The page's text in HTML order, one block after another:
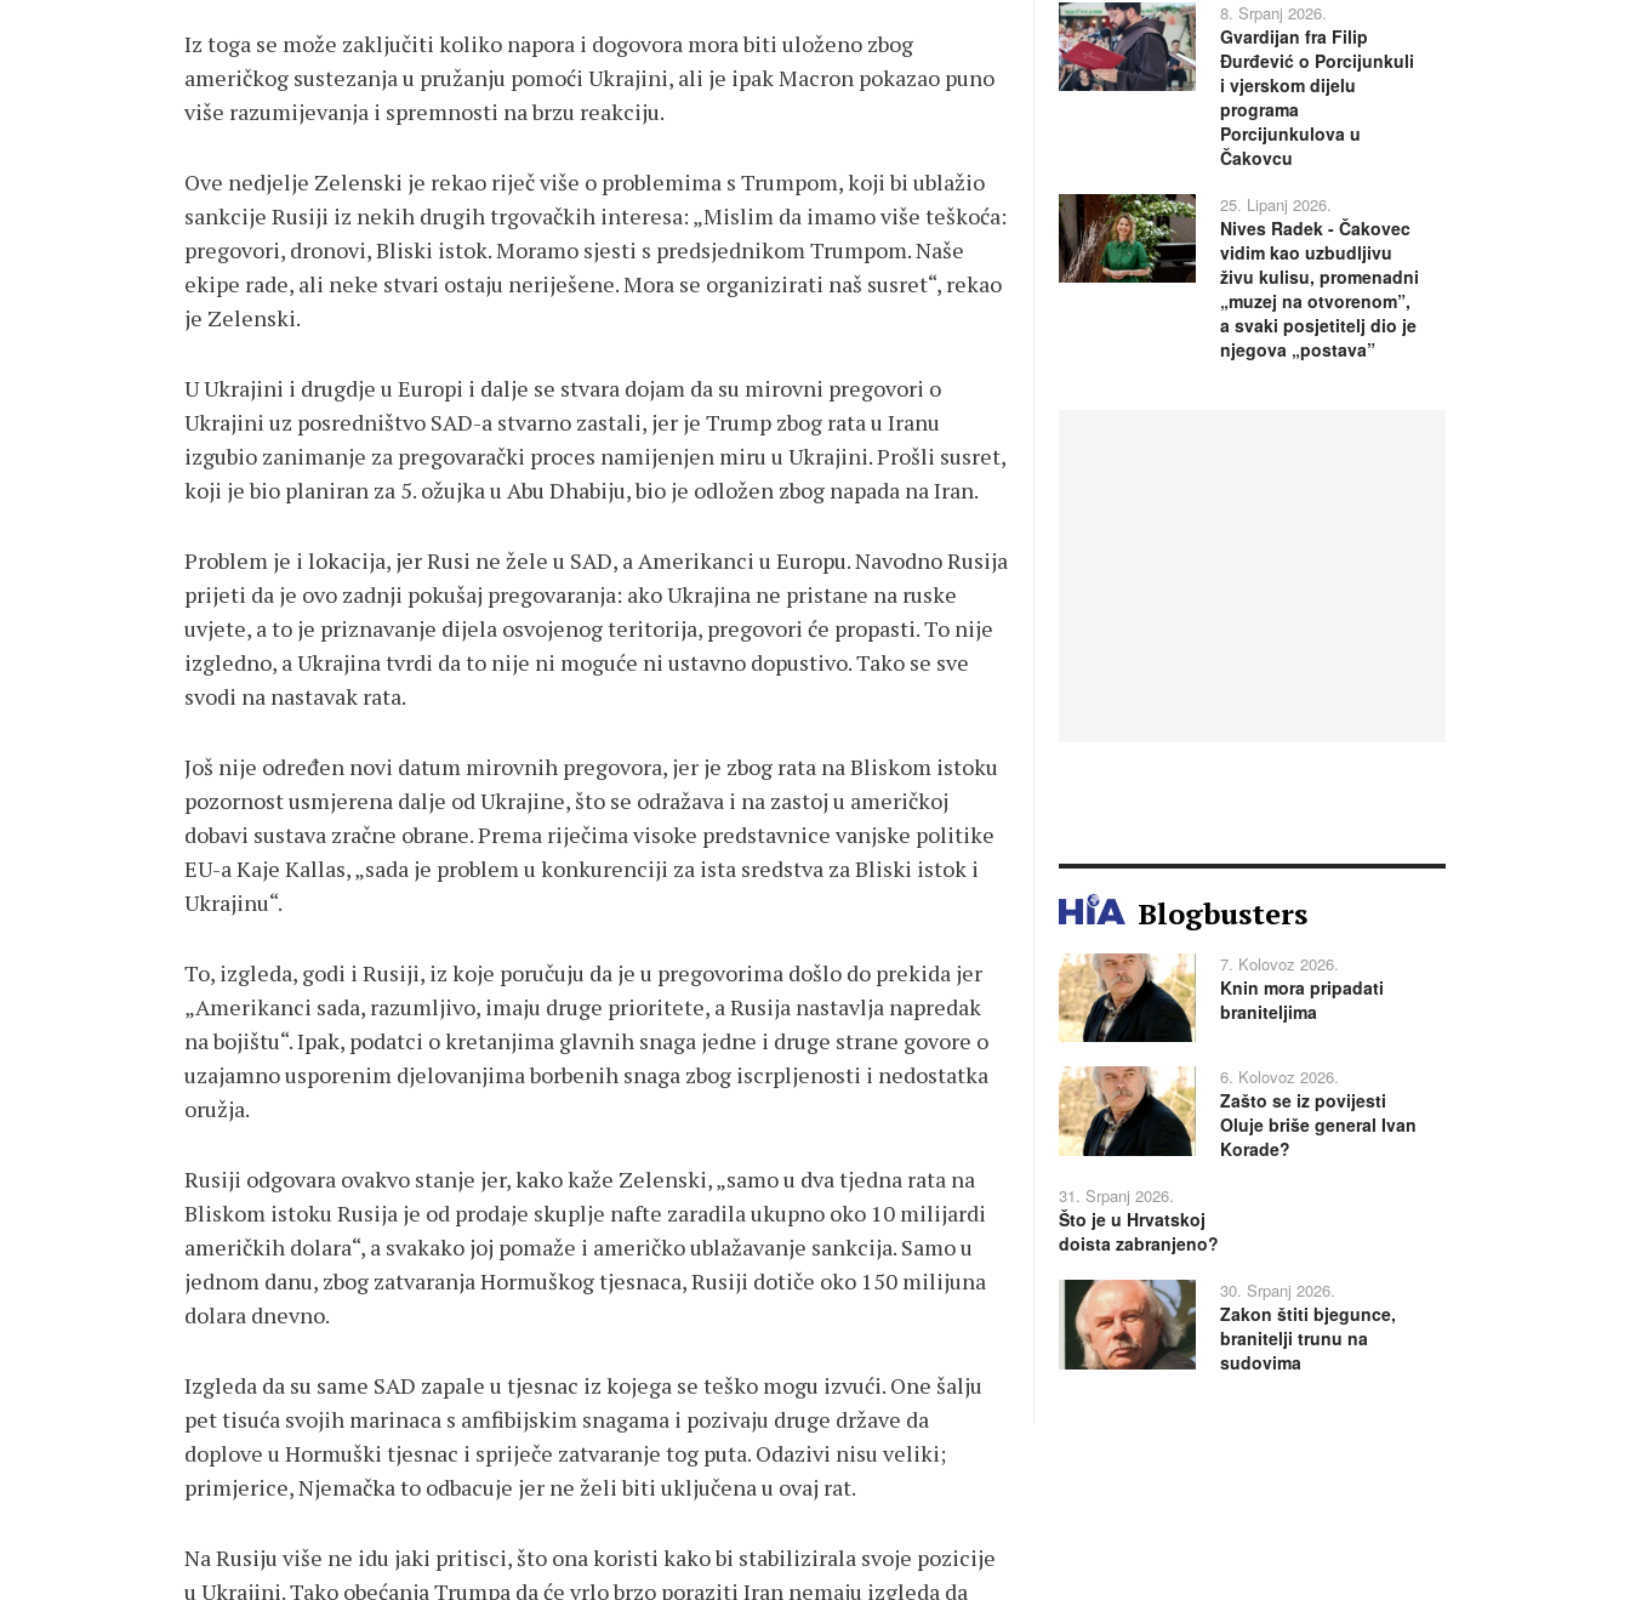
Iz toga se može zaključiti koliko napora i dogovora mora biti uloženo zbog
američkog sustezanja u pružanju pomoći Ukrajini, ali je ipak Macron pokazao puno
više razumijevanja i spremnosti na brzu reakciju.
Ove nedjelje Zelenski je rekao riječ više o problemima s Trumpom, koji bi ublažio
sankcije Rusiji iz nekih drugih trgovačkih interesa: „Mislim da imamo više teškoća:
pregovori, dronovi, Bliski istok. Moramo sjesti s predsjednikom Trumpom. Naše
ekipe rade, ali neke stvari ostaju neriješene. Mora se organizirati naš susret“, rekao
je Zelenski.
U Ukrajini i drugdje u Europi i dalje se stvara dojam da su mirovni pregovori o
Ukrajini uz posredništvo SAD-a stvarno zastali, jer je Trump zbog rata u Iranu
izgubio zanimanje za pregovarački proces namijenjen miru u Ukrajini. Prošli susret,
koji je bio planiran za 5. ožujka u Abu Dhabiju, bio je odložen zbog napada na Iran.
Problem je i lokacija, jer Rusi ne žele u SAD, a Amerikanci u Europu. Navodno Rusija
prijeti da je ovo zadnji pokušaj pregovaranja: ako Ukrajina ne pristane na ruske
uvjete, a to je priznavanje dijela osvojenog teritorija, pregovori će propasti. To nije
izgledno, a Ukrajina tvrdi da to nije ni moguće ni ustavno dopustivo. Tako se sve
svodi na nastavak rata.
Još nije određen novi datum mirovnih pregovora, jer je zbog rata na Bliskom istoku
pozornost usmjerena dalje od Ukrajine, što se odražava i na zastoj u američkoj
dobavi sustava zračne obrane. Prema riječima visoke predstavnice vanjske politike
EU-a Kaje Kallas, „sada je problem u konkurenciji za ista sredstva za Bliski istok i
Ukrajinu“.
To, izgleda, godi i Rusiji, iz koje poručuju da je u pregovorima došlo do prekida jer
„Amerikanci sada, razumljivo, imaju druge prioritete, a Rusija nastavlja napredak
na bojištu“. Ipak, podatci o kretanjima glavnih snaga jedne i druge strane govore o
uzajamno usporenim djelovanjima borbenih snaga zbog iscrpljenosti i nedostatka
oružja.
Rusiji odgovara ovakvo stanje jer, kako kaže Zelenski, „samo u dva tjedna rata na
Bliskom istoku Rusija je od prodaje skuplje nafte zaradila ukupno oko 10 milijardi
američkih dolara“, a svakako joj pomaže i američko ublažavanje sankcija. Samo u
jednom danu, zbog zatvaranja Hormuškog tjesnaca, Rusiji dotiče oko 150 milijuna
dolara dnevno.
Izgleda da su same SAD zapale u tjesnac iz kojega se teško mogu izvući. One šalju
pet tisuća svojih marinaca s amfibijskim snagama i pozivaju druge države da
doplove u Hormuški tjesnac i spriječe zatvaranje tog puta. Odazivi nisu veliki;
primjerice, Njemačka to odbacuje jer ne želi biti uključena u ovaj rat.
Na Rusiju više ne idu jaki pritisci, što ona koristi kako bi stabilizirala svoje pozicije
u Ukrajini. Tako obećanja Trumpa da će vrlo brzo poraziti Iran nemaju izgleda da
8. Srpanj 2026.
Gvardijan fra Filip
Đurđević o Porcijunkuli
i vjerskom dijelu
programa
Porcijunkulova u
Čakovcu
25. Lipanj 2026.
Nives Radek - Čakovec
vidim kao uzbudljivu
živu kulisu, promenadni
„muzej na otvorenom”,
a svaki posjetitelj dio je
njegova „postava”
Blogbusters
7. Kolovoz 2026.
Knin mora pripadati
braniteljima
6. Kolovoz 2026.
Zašto se iz povijesti
Oluje briše general Ivan
Korade?
31. Srpanj 2026.
Što je u Hrvatskoj
doista zabranjeno?
30. Srpanj 2026.
Zakon štiti bjegunce,
branitelji trunu na
sudovima